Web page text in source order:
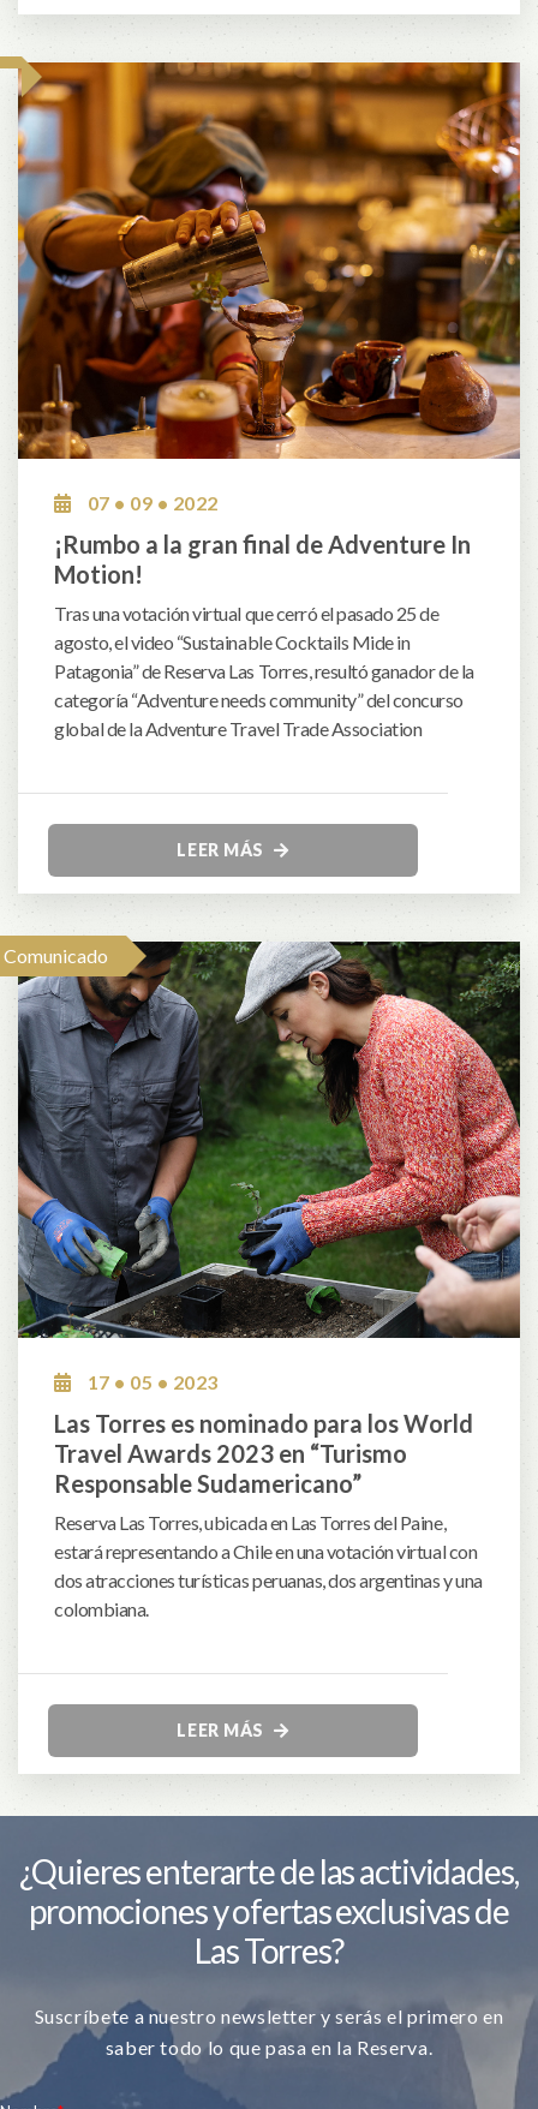
07 • 09 • 2022
¡Rumbo a la gran final de Adventure In
Motion!
Tras una votación virtual que cerró el pasado 25 de
agosto, el video “Sustainable Cocktails Mide in
Patagonia” de Reserva Las Torres, resultó ganador de la
categoría “Adventure needs community” del concurso
global de la Adventure Travel Trade Association
LEER MÁS
Comunicado
17 • 05 • 2023
Las Torres es nominado para los World
Travel Awards 2023 en “Turismo
Responsable Sudamericano”
Reserva Las Torres, ubicada en Las Torres del Paine,
estará representando a Chile en una votación virtual con
dos atracciones turísticas peruanas, dos argentinas y una
colombiana.
LEER MÁS
¿Quieres enterarte de las actividades,
promociones y ofertas exclusivas de
Las Torres?
Suscríbete a nuestro newsletter y serás el primero en
saber todo lo que pasa en la Reserva.